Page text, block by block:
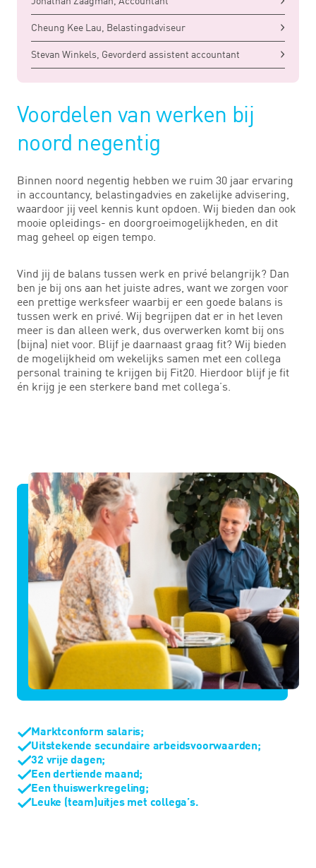
Cheung Kee Lau, Belastingadviseur
Stevan Winkels, Gevorderd assistent accountant
Voordelen van werken bij
noord negentig
Binnen noord negentig hebben we ruim 30 jaar ervaring
in accountancy, belastingadvies en zakelijke advisering,
waardoor jij veel kennis kunt opdoen. Wij bieden dan ook
mooie opleidings- en doorgroeimogelijkheden, en dit
mag geheel op eigen tempo.
Vind jij de balans tussen werk en privé belangrijk? Dan
ben je bij ons aan het juiste adres, want we zorgen voor
een prettige werksfeer waarbij er een goede balans is
tussen werk en privé. Wij begrijpen dat er in het leven
meer is dan alleen werk, dus overwerken komt bij ons
(bijna) niet voor. Blijf je daarnaast graag fit? Wij bieden
de mogelijkheid om wekelijks samen met een collega
personal training te krijgen bij Fit20. Hierdoor blijf je fit
én krijg je een sterkere band met collega’s.
Marktconform salaris;
Uitstekende secundaire arbeidsvoorwaarden;
32 vrije dagen;
Een dertiende maand;
Een thuiswerkregeling;
Leuke (team)uitjes met collega’s.